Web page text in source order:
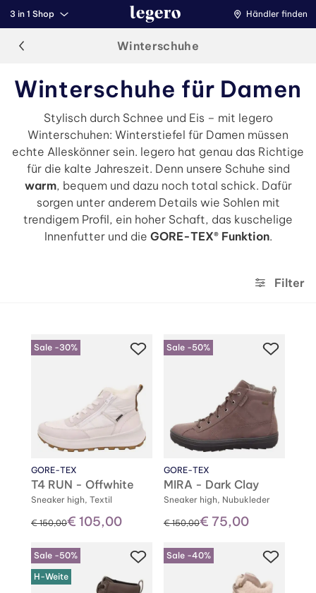
3 in 1 Shop Händler finden
Winterschuhe
Winterschuhe für Damen
Stylisch durch Schnee und Eis – mit legero
Winterschuhen: Winterstiefel für Damen müssen
echte Alleskönner sein. legero hat genau das Richtige
für die kalte Jahreszeit. Denn unsere Schuhe sind
warm, bequem und dazu noch total schick. Dafür
sorgen unter anderem Details wie Sohlen mit
trendigem Profil, ein hoher Schaft, das kuschelige
Innenfutter und die GORE-TEX® Funktion.
Filter
Sale -30%
GORE-TEX
T4 RUN - Offwhite
Sneaker high, Textil
statt
€ 150,00€ 105,00
Sale -50%
GORE-TEX
MIRA - Dark Clay
Sneaker high, Nubukleder
statt
€ 150,00€ 75,00
Sale -50%
H-Weite
Sale -40%